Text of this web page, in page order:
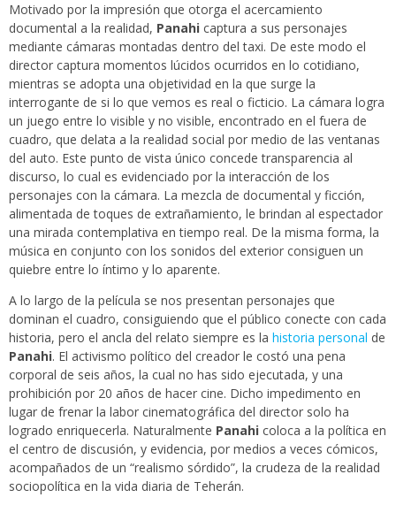
Motivado por la impresión que otorga el acercamiento
documental a la realidad, Panahi captura a sus personajes
mediante cámaras montadas dentro del taxi. De este modo el
director captura momentos lúcidos ocurridos en lo cotidiano,
mientras se adopta una objetividad en la que surge la
interrogante de si lo que vemos es real o ficticio. La cámara logra
un juego entre lo visible y no visible, encontrado en el fuera de
cuadro, que delata a la realidad social por medio de las ventanas
del auto. Este punto de vista único concede transparencia al
discurso, lo cual es evidenciado por la interacción de los
personajes con la cámara. La mezcla de documental y ficción,
alimentada de toques de extrañamiento, le brindan al espectador
una mirada contemplativa en tiempo real. De la misma forma, la
música en conjunto con los sonidos del exterior consiguen un
quiebre entre lo íntimo y lo aparente.
A lo largo de la película se nos presentan personajes que
dominan el cuadro, consiguiendo que el público conecte con cada
historia, pero el ancla del relato siempre es la historia personal de
Panahi. El activismo político del creador le costó una pena
corporal de seis años, la cual no has sido ejecutada, y una
prohibición por 20 años de hacer cine. Dicho impedimento en
lugar de frenar la labor cinematográfica del director solo ha
logrado enriquecerla. Naturalmente Panahi coloca a la política en
el centro de discusión, y evidencia, por medios a veces cómicos,
acompañados de un “realismo sórdido”, la crudeza de la realidad
sociopolítica en la vida diaria de Teherán.